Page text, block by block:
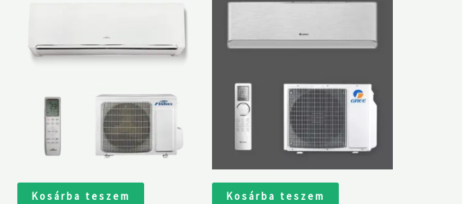
Kosárba teszem
Kosárba teszem